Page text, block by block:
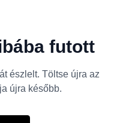
futott
észlelt. Töltse újra az
újra később.